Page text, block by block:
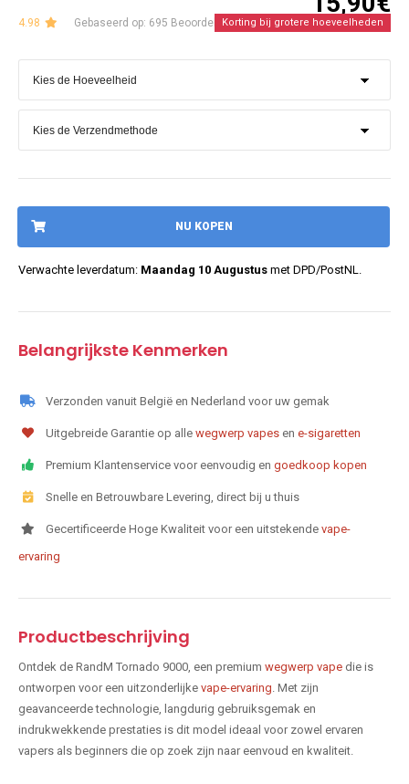
4.98 Gebaseerd op: 695 BeoordelingenKorting bij grotere hoeveelheden
NU KOPEN
Verwachte leverdatum: Maandag 10 Augustus met DPD/PostNL.
Belangrijkste Kenmerken
Verzonden vanuit België en Nederland voor uw gemak
Uitgebreide Garantie op alle wegwerp vapes en e-sigaretten
Premium Klantenservice voor eenvoudig en goedkoop kopen
Snelle en Betrouwbare Levering, direct bij u thuis
Gecertificeerde Hoge Kwaliteit voor een uitstekende vape-
ervaring
Productbeschrijving
Ontdek de RandM Tornado 9000, een premium wegwerp vape die is
ontworpen voor een uitzonderlijke vape-ervaring . Met zijn
geavanceerde technologie, langdurig gebruiksgemak en
indrukwekkende prestaties is dit model ideaal voor zowel ervaren
vapers als beginners die op zoek zijn naar eenvoud en kwaliteit.